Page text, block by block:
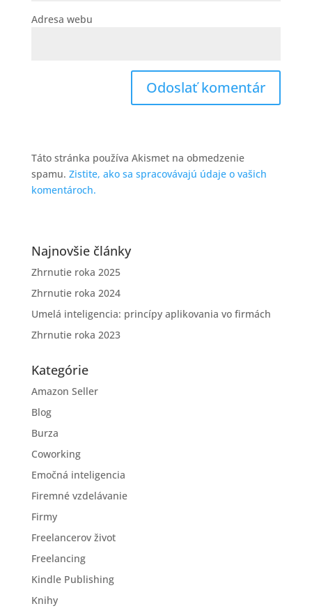
Adresa webu
Táto stránka používa Akismet na obmedzenie
spamu. Zistite, ako sa spracovávajú údaje o vašich
komentároch.
Najnovšie články
Zhrnutie roka 2025
Zhrnutie roka 2024
Umelá inteligencia: princípy aplikovania vo firmách
Zhrnutie roka 2023
Kategórie
Amazon Seller
Blog
Burza
Coworking
Emočná inteligencia
Firemné vzdelávanie
Firmy
Freelancerov život
Freelancing
Kindle Publishing
Knihy